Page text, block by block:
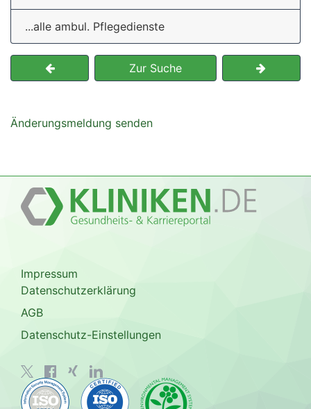
...alle ambul. Pflegedienste
Zur Suche
Änderungsmeldung senden
Impressum
Datenschutzerklärung
AGB
Datenschutz-Einstellungen